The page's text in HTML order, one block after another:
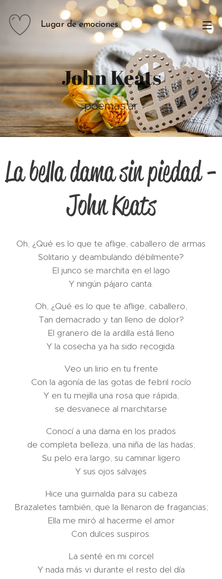
Lugar de emociones
John Keats
poemas.ar
La bella dama sin piedad -
John Keats
Oh, ¿Qué es lo que te aflige, caballero de armas
Solitario y deambulando débilmente?
El junco se marchita en el lago
Y ningún pájaro canta.
Oh, ¿Qué es lo que te aflige, caballero,
Tan demacrado y tan lleno de dolor?
El granero de la ardilla está lleno
Y la cosecha ya ha sido recogida.
Veo un lirio en tu frente
Con la agonía de las gotas de febril rocío
Y en tu mejilla una rosa que rápida,
se desvanece al marchitarse
Conocí a una dama en los prados
de completa belleza, una niña de las hadas;
Su pelo era largo, su caminar ligero
Y sus ojos salvajes
Hice una guirnalda para su cabeza
Brazaletes también, que la llenaron de fragancias;
Ella me miró al hacerme el amor
Con dulces suspiros.
La senté en mi corcel
Y nada más vi durante el resto del día